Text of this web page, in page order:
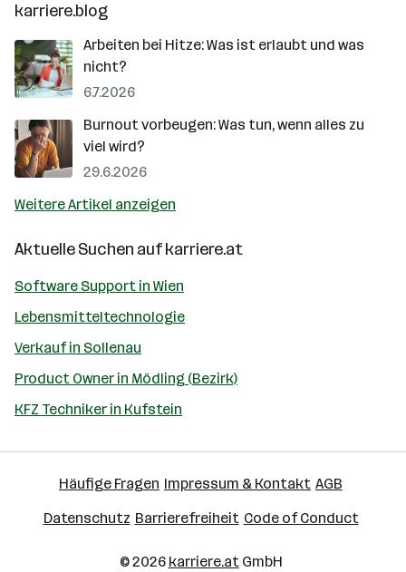
karriere.blog
Arbeiten bei Hitze: Was ist erlaubt und was
nicht?
6.7.2026
Burnout vorbeugen: Was tun, wenn alles zu
viel wird?
29.6.2026
Weitere Artikel anzeigen
Aktuelle Suchen aufkarriere.at
Software Support in Wien
Lebensmitteltechnologie
Verkauf in Sollenau
Product Owner in Mödling (Bezirk)
KFZ Techniker in Kufstein
Häufige Fragen Impressum & Kontakt AGB
Datenschutz Barrierefreiheit Code of Conduct
© 2026 karriere.atGmbH